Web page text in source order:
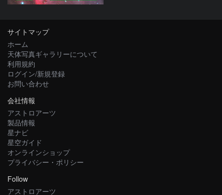
サイトマップ
ホーム
天体写真ギャラリーについて
利用規約
ログイン/新規登録
お問い合わせ
会社情報
アストロアーツ
製品情報
星ナビ
星空ガイド
オンラインショップ
プライバシー・ポリシー
Follow
アストロアーツ